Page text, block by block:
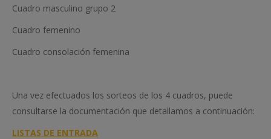
Cuadro masculino grupo 2
Cuadro femenino
Cuadro consolación femenina
Una vez efectuados los sorteos de los 4 cuadros, puede
consultarse la documentación que detallamos a continuación:
LISTAS DE ENTRADA